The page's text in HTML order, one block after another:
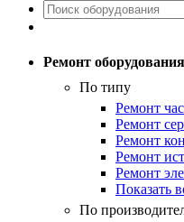
Ремонт оборудования
По типу
Ремонт
Ремонт
Ремонт
Ремонт
Ремонт
Показать
По